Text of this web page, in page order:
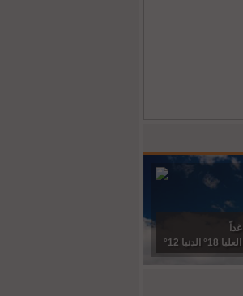
غداً
العليا 18° الدنيا 12°